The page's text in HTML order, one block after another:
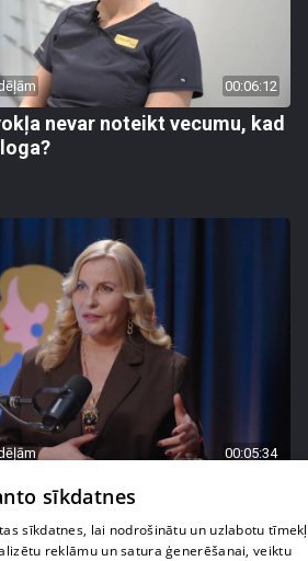
00:06:12
nevar noteikt vecumu, kad
00:05:34
meklē energoterapijā pie
sīkdatnes
sīkdatnes, lai nodrošinātu un uzlabotu
reklāmu un satura ģenerēšanai, veiktu